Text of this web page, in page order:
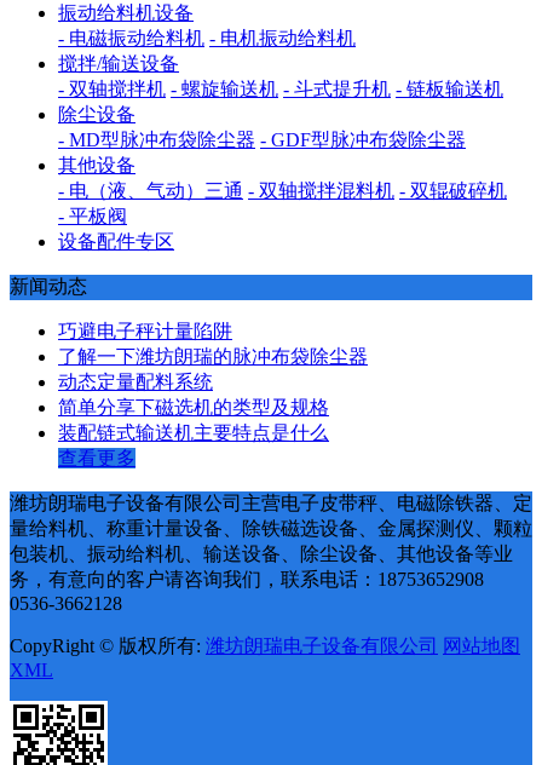
振动给料机设备
- 电磁振动给料机 - 电机振动给料机
搅拌/输送设备
- 双轴搅拌机 - 螺旋输送机 - 斗式提升机 - 链板输送机
除尘设备
- MD型脉冲布袋除尘器 - GDF型脉冲布袋除尘器
其他设备
- 电（液、气动）三通 - 双轴搅拌混料机 - 双辊破碎机
- 平板阀
设备配件专区
新闻动态
巧避电子秤计量陷阱
了解一下潍坊朗瑞的脉冲布袋除尘器
动态定量配料系统
简单分享下磁选机的类型及规格
装配链式输送机主要特点是什么
查看更多
潍坊朗瑞电子设备有限公司主营电子皮带秤、电磁除铁器、定
量给料机、称重计量设备、除铁磁选设备、金属探测仪、颗粒
包装机、振动给料机、输送设备、除尘设备、其他设备等业
务，有意向的客户请咨询我们，联系电话：18753652908
0536-3662128
CopyRight © 版权所有: 潍坊朗瑞电子设备有限公司 网站地图
XML